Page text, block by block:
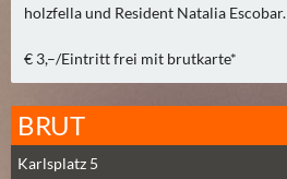
G
N
2
)
holzfella und Resident Natalia Escobar.
€ 3,–/Eintritt frei mit brutkarte*
BRUT
Karlsplatz 5